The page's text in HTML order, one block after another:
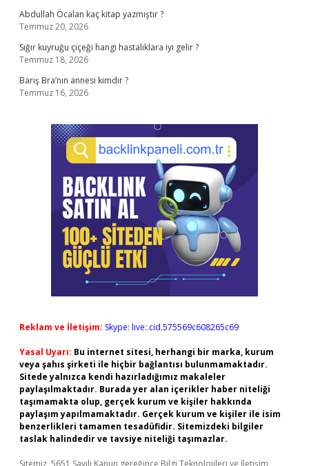
Abdullah Öcalan kaç kitap yazmıştır ?
Temmuz 20, 2026
Sığır kuyruğu çiçeği hangi hastalıklara iyi gelir ?
Temmuz 18, 2026
Barış Bra’nın annesi kimdir ?
Temmuz 16, 2026
Reklam ve İletişim: Skype: live:.cid.575569c608265c69
Yasal Uyarı: Bu internet sitesi, herhangi bir marka, kurum
veya şahıs şirketi ile hiçbir bağlantısı bulunmamaktadır.
Sitede yalnızca kendi hazırladığımız makaleler
paylaşılmaktadır. Burada yer alan içerikler haber niteliği
taşımamakta olup, gerçek kurum ve kişiler hakkında
paylaşım yapılmamaktadır. Gerçek kurum ve kişiler ile isim
benzerlikleri tamamen tesadüfidir. Sitemizdeki bilgiler
taslak halindedir ve tavsiye niteliği taşımazlar.
Sitemiz, 5651 Sayılı Kanun gereğince Bilgi Teknolojileri ve İletişim